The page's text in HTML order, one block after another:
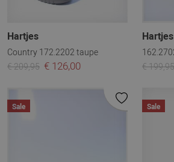
Hartjes
Country 172.2202 taupe
€ 209,95 € 126,00
Hartjes
€ 199,95
Sale Sale